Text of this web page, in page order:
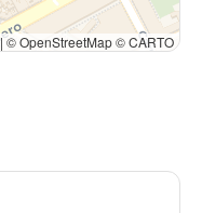
|© OpenStreetMap © CARTO